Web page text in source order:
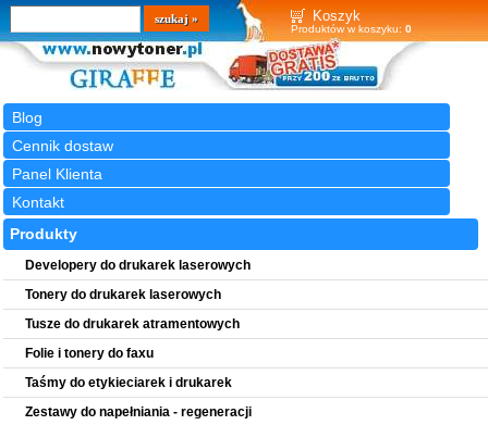
Koszyk
Produktów w koszyku: 0
Blog
Cennik dostaw
Panel Klienta
Kontakt
Wyszukiwarka
szukaj
Produkty
Developery do drukarek laserowych
Tonery do drukarek laserowych
Tusze do drukarek atramentowych
Folie i tonery do faxu
Taśmy do etykieciarek i drukarek
Zestawy do napełniania - regeneracji